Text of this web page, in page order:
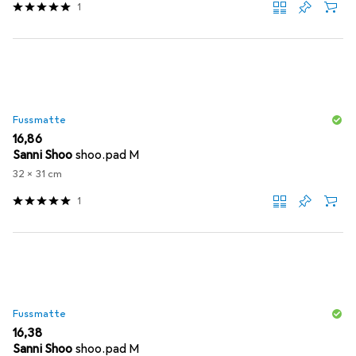
1
Fussmatte
EUR
16,86
Sanni Shoo shoo.pad M
32 x 31 cm
1
Fussmatte
EUR
16,38
Sanni Shoo shoo.pad M